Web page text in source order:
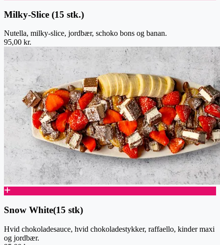
Milky-Slice (15 stk.)
Nutella, milky-slice, jordbær, schoko bons og banan.
95,00 kr.
Snow White(15 stk)
Hvid chokoladesauce, hvid chokoladestykker, raffaello, kinder maxi
og jordbær.